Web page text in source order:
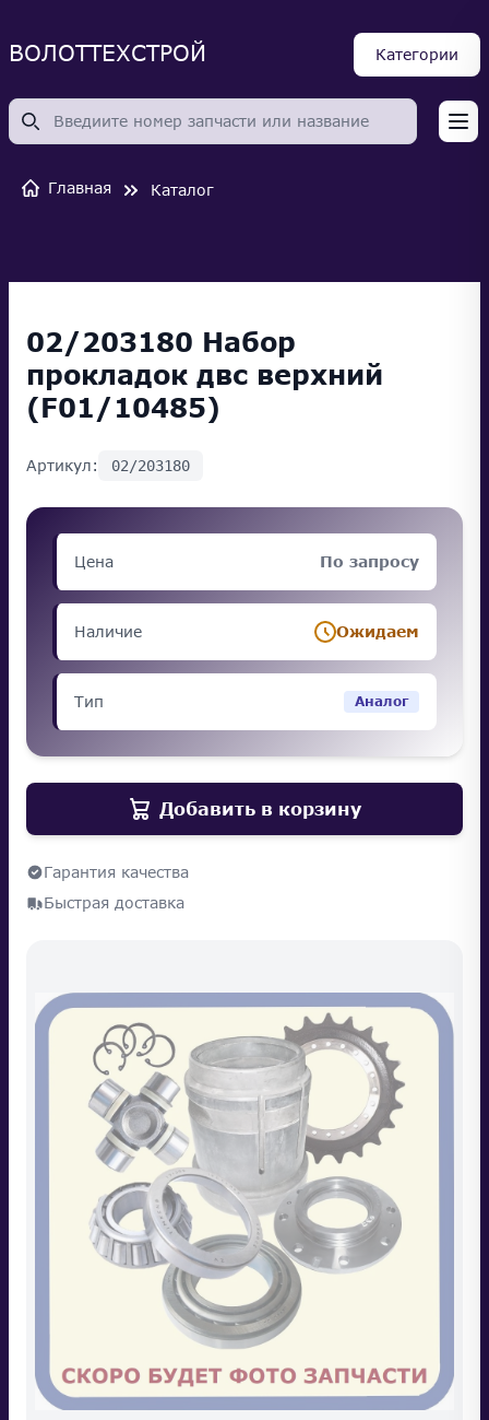
ВОЛОТТЕХСТРОЙ Категории
Главная Каталог
02/203180 Набор
прокладок двс верхний
(F01/10485)
Артикул: 02/203180
Цена По запросу
Наличие Ожидаем
Тип Аналог
Добавить в корзину
Гарантия качества
Быстрая доставка